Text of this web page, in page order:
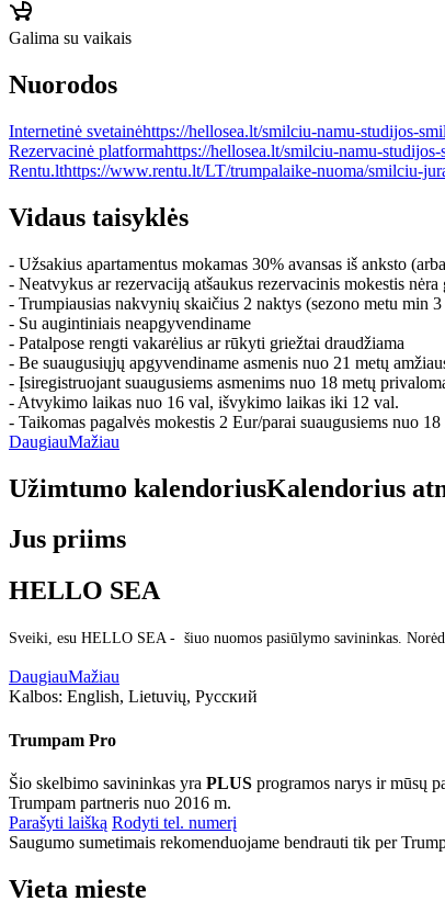
Galima su vaikais
Nuorodos
Internetinė svetainėhttps://hellosea.lt/smilciu-namu-studijos-
Rezervacinė platformahttps://hellosea.lt/smilciu-namu-
Rentu.lthttps://www.rentu.lt/LT/trumpalaike-nuoma/smilciu-
Vidaus taisyklės
- Užsakius apartamentus mokamas 30% avansas iš anksto
- Neatvykus ar rezervaciją atšaukus rezervacinis mokestis nėra
- Trumpiausias nakvynių skaičius 2 naktys (sezono metu min
- Su augintiniais neapgyvendiname
- Patalpose rengti vakarėlius ar rūkyti griežtai draudžiama
- Be suaugusiųjų apgyvendiname asmenis nuo 21 metų
- Įsiregistruojant suaugusiems asmenims nuo 18 metų
- Atvykimo laikas nuo 16 val, išvykimo laikas iki 12 val.
- Taikomas pagalvės mokestis 2 Eur/parai suaugusiems nuo
DaugiauMažiau
Užimtumo kalendoriusKalendorius
Jus priims
HELLO SEA
Sveiki, esu HELLO SEA - šiuo nuomos pasiūlymo savininkas.
DaugiauMažiau
Kalbos: English, Lietuvių, Русский
Trumpam Pro
Šio skelbimo savininkas yra PLUS programos narys ir mūsų
Trumpam partneris nuo 2016 m.
Parašyti laišką Rodyti tel. numerį
Saugumo sumetimais rekomenduojame bendrauti tik per
Vieta mieste